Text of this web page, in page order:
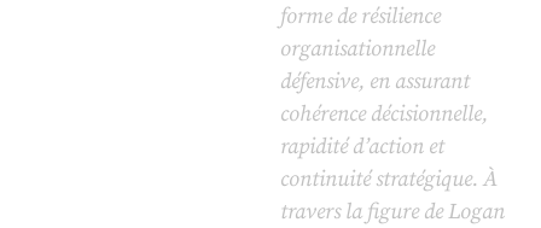
forme de résilience
organisationnelle
défensive, en assurant
cohérence décisionnelle,
rapidité d’action et
continuité stratégique. À
travers la figure de Logan